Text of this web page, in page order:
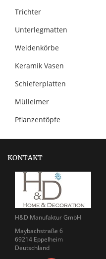
Trichter
Unterlegmatten
Weidenkörbe
Keramik Vasen
Schieferplatten
Mülleimer
Pflanzentöpfe
KONTAKT
H&D Manufaktur GmbH
Maybachstraße 6
69214 Eppelheim
Deutschland